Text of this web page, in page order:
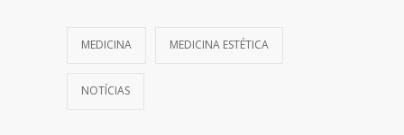
MEDICINA MEDICINA ESTÉTICA
NOTÍCIAS